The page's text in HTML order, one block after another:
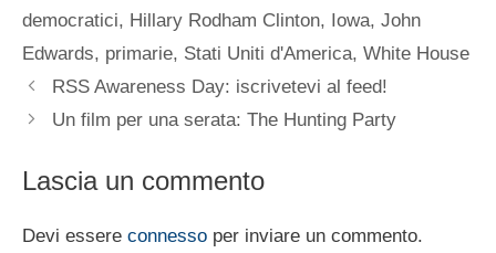
democratici, Hillary Rodham Clinton, Iowa, John
Edwards, primarie, Stati Uniti d'America, White House
RSS Awareness Day: iscrivetevi al feed!
Un film per una serata: The Hunting Party
Lascia un commento
Devi essere connesso per inviare un commento.